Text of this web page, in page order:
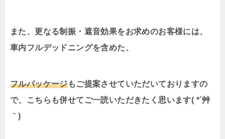
また、更なる制振・遮音効果をお求めのお客様には、
車内フルデッドニングを含めた、
フルパッケージもご提案させていただいておりますの
で、こちらも併せてご一読いただきたく思います( *´艸
｀)